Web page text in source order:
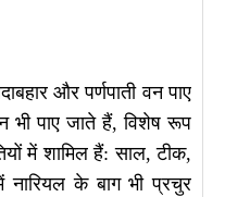
और पर्णपाती वन पाए
भी पाए जाते हैं, विशेष रूप
में शामिल हैं: साल, टीक,
के बाग भी प्रचुर